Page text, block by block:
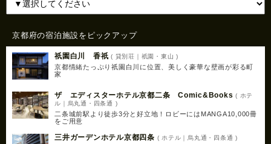
京都府の宿泊施設をピックアップ
祇園白川 香祇 ( 貸別荘｜祇園・東山 )
京都情緒たっぷり祇園白川に位置、美しく豪華な壁画が彩る町
家
ザ エディスターホテル京都二条 Comic&Books ( ホテ
ル｜烏丸通・四条通 )
二条城前駅より徒歩3分と好立地！ロビーにはMANGA10,000冊
をご用意
三井ガーデンホテル京都四条 ( ホテル｜烏丸通・四条通 )